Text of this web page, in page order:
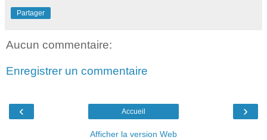
Partager
Aucun commentaire:
Enregistrer un commentaire
‹ ›
Accueil
Afficher la version Web